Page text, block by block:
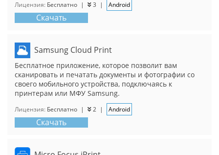
Лицензия: Бесплатно | 3 | Android
Скачать
Samsung Cloud Print
Бесплатное приложение, которое позволит вам
сканировать и печатать документы и фотографии со
своего мобильного устройства, подключаясь к
принтерам или МФУ Samsung.
Лицензия: Бесплатно | 2 | Android
Скачать